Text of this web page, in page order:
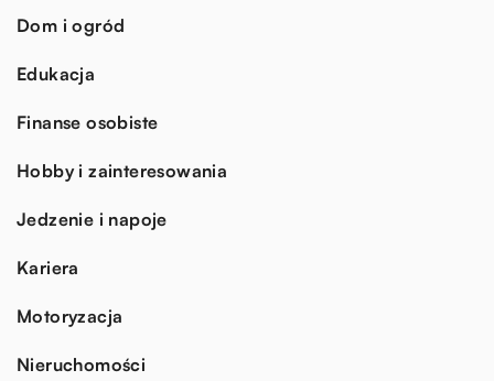
Dom i ogród
Edukacja
Finanse osobiste
Hobby i zainteresowania
Jedzenie i napoje
Kariera
Motoryzacja
Nieruchomości